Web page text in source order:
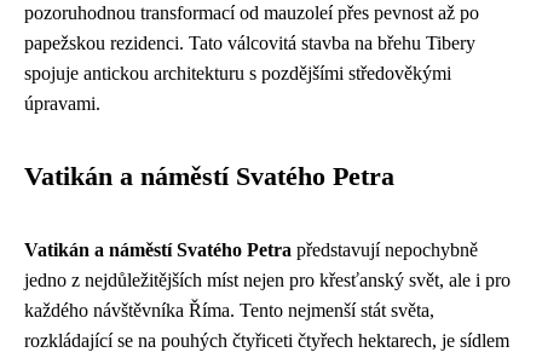
pozoruhodnou transformací od mauzoleí přes pevnost až po
papežskou rezidenci. Tato válcovitá stavba na břehu Tibery
spojuje antickou architekturu s pozdějšími středověkými
úpravami.
Vatikán a náměstí Svatého Petra
Vatikán a náměstí Svatého Petra představují nepochybně
jedno z nejdůležitějších míst nejen pro křesťanský svět, ale i pro
každého návštěvníka Říma. Tento nejmenší stát světa,
rozkládající se na pouhých čtyřiceti čtyřech hektarech, je sídlem